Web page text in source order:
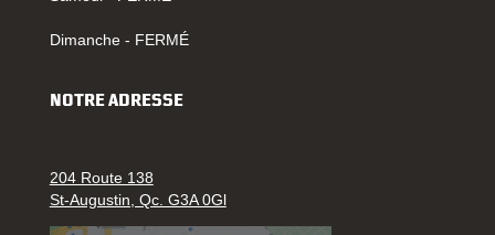
Dimanche - FERMÉ
NOTRE ADRESSE
204 Route 138
St-Augustin, Qc. G3A 0Gl